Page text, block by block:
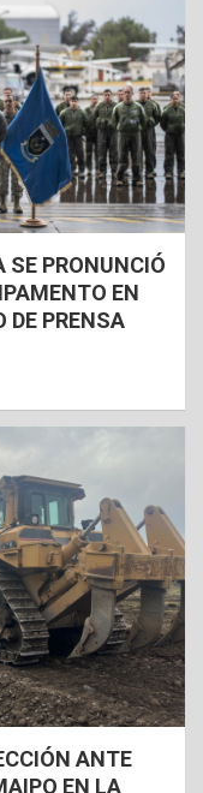
SE PRONUNCIÓ
EN
DE PRENSA
ANTE
EN LA